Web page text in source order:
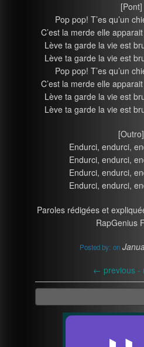
[Pont]
Pop pop! T’es qu’un
C’est la merde elle
Lève ta garde la vie est
Lève ta garde la vie est
Pop pop! T’es qu’un
C’est la merde elle
Lève ta garde la vie est
Lève ta garde la vie est
[Outro]
Endurci, endurci,
Endurci, endurci,
Endurci, endurci,
Endurci, endurci,
Paroles rédigées et
RapGenius
Posted by: on
← previous -